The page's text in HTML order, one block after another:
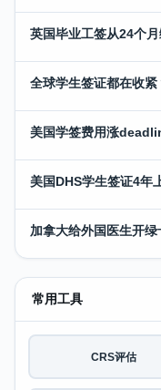
英国毕业工签从24个
全球学生签证都在收
美国学签费用涨
美国DHS学生签证4年
加拿大给外国医生开
常用工具
CRS评估